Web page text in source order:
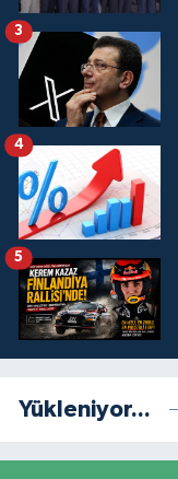
3
4
5
Yükleniyor...